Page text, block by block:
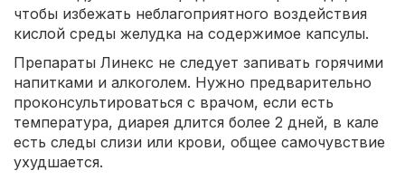
чтобы избежать неблагоприятного воздействия
кислой среды желудка на содержимое капсулы.
Препараты Линекс не следует запивать горячими
напитками и алкоголем. Нужно предварительно
проконсультироваться с врачом, если есть
температура, диарея длится более 2 дней, в кале
есть следы слизи или крови, общее самочувствие
ухудшается.